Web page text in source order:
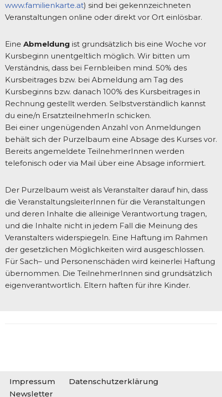
www.familienkarte.at) sind bei gekennzeichneten
Veranstaltungen online oder direkt vor Ort einlösbar.
Eine Abmeldung ist grundsätzlich bis eine Woche vor
Kursbeginn unentgeltlich möglich. Wir bitten um
Verständnis, dass bei Fernbleiben mind. 50% des
Kursbeitrages bzw. bei Abmeldung am Tag des
Kursbeginns bzw. danach 100% des Kursbeitrages in
Rechnung gestellt werden. Selbstverständlich kannst
du eine/n ErsatzteilnehmerIn schicken.
Bei einer ungenügenden Anzahl von Anmeldungen
behält sich der Purzelbaum eine Absage des Kurses vor.
Bereits angemeldete TeilnehmerInnen werden
telefonisch oder via Mail über eine Absage informiert.
Der Purzelbaum weist als Veranstalter darauf hin, dass
die VeranstaltungsleiterInnen für die Veranstaltungen
und deren Inhalte die alleinige Verantwortung tragen,
und die Inhalte nicht in jedem Fall die Meinung des
Veranstalters widerspiegeln. Eine Haftung im Rahmen
der gesetzlichen Möglichkeiten wird ausgeschlossen.
Für Sach– und Personenschäden wird keinerlei Haftung
übernommen. Die TeilnehmerInnen sind grundsätzlich
eigenverantwortlich. Eltern haften für ihre Kinder.
Impressum
Datenschutzerklärung
Newsletter